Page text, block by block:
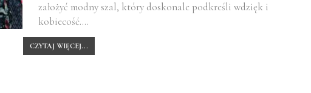
założyć modny szal, który doskonale podkreśli wdzięk i
kobiecość.…
CZYTAJ WIĘCEJ...